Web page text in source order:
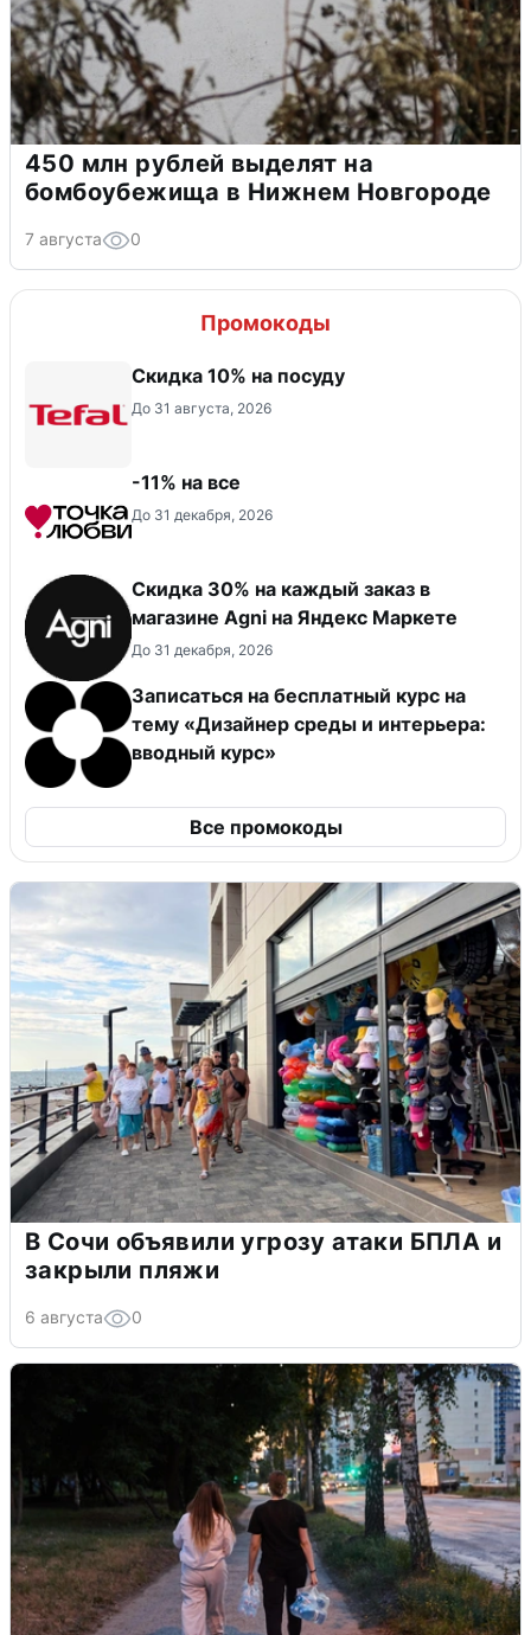
450 млн рублей выделят на
бомбоубежища в Нижнем Новгороде
7 августа 0
Промокоды
Скидка 10% на посуду
До 31 августа, 2026
-11% на все
До 31 декабря, 2026
Скидка 30% на каждый заказ в
магазине Agni на Яндекс Маркете
До 31 декабря, 2026
Записаться на бесплатный курс на
тему «Дизайнер среды и интерьера:
вводный курс»
Все промокоды
В Сочи объявили угрозу атаки БПЛА и
закрыли пляжи
6 августа 0